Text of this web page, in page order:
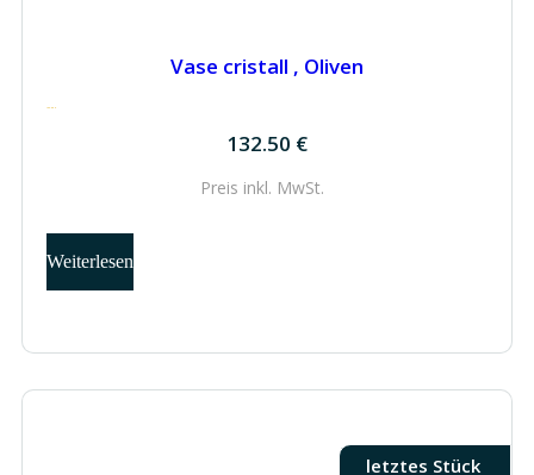
Vase cristall , Oliven
132.50 €
132.50 €
Preis inkl. MwSt.
Weiterlesen
letztes Stück